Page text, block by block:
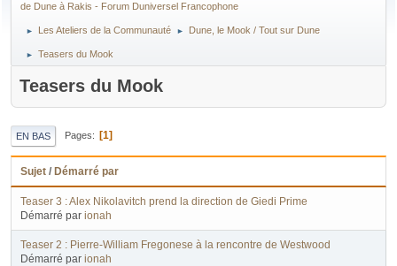
de Dune à Rakis - Forum Duniversel Francophone
► Les Ateliers de la Communauté ► Dune, le Mook / Tout sur Dune
► Teasers du Mook
Teasers du Mook
EN BAS Pages 1
Sujet / Démarré par
Teaser 3 : Alex Nikolavitch prend la direction de Giedi Prime
Démarré par ionah
Teaser 2 : Pierre-William Fregonese à la rencontre de Westwood
Démarré par ionah